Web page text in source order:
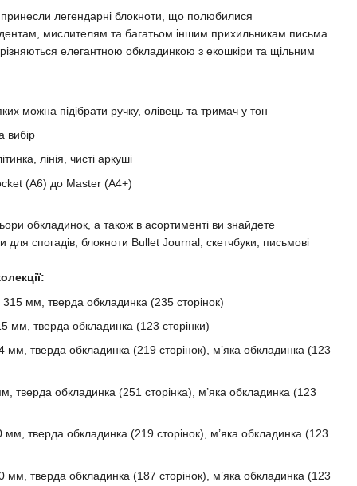
принесли легендарні блокноти, що полюбилися
мислителям та багатьом іншим прихильникам письма
елегантною обкладинкою з екошкіри та щільним
можна підібрати ручку, олівець та тримач у тон
вибір
лінія, чисті аркуші
(A6) до Master (A4+)
обкладинок, а також в асортименті ви знайдете
для спогадів, блокноти Bullet Journal, скетчбуки, письмові
мм, тверда обкладинка (235 сторінок)
тверда обкладинка (123 сторінки)
тверда обкладинка (219 сторінок), м’яка обкладинка (123
обкладинка (251 сторінка), м’яка обкладинка (123
тверда обкладинка (219 сторінок), м’яка обкладинка (123
тверда обкладинка (187 сторінок), м’яка обкладинка (123